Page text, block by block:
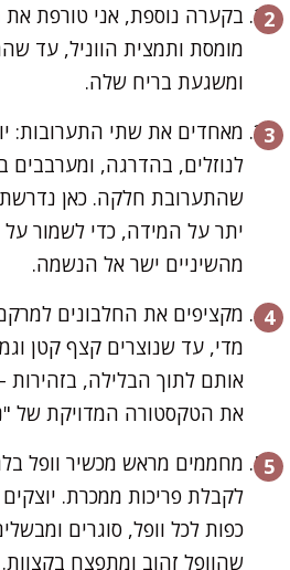
בקערה נוספת, אני טורפת
מומסת ותמצית הווניל, עד
ומשגעת בריח שלה.
מאחדים את שתי התערובות:
לנוזלים, בהדרגה,
שהתערובת חלקה. כאן נדרשת
יתר על המידה, כדי לשמור על
מהשיניים ישר אל הנשמה.
מקציפים את החלבונים
מדי, עד שנוצרים קצף קטן
אותם לתוך הבלילה, בזהירות
את הטקסטורה המדויקת של
מחממים מראש מכשיר וופל
שהוופל זהוב ומתפצח בקצוות.